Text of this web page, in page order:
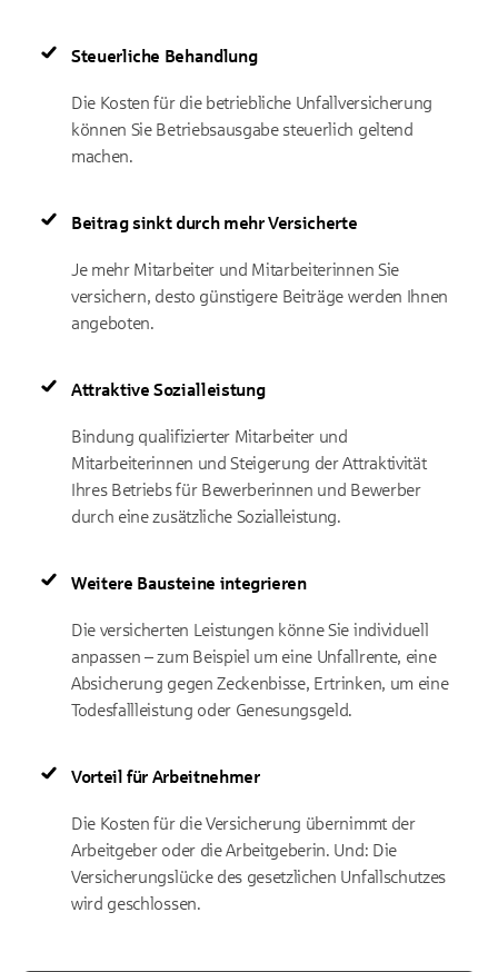
Steuerliche Behandlung
Die Kosten für die betriebliche Unfallversicherung
können Sie Betriebsausgabe steuerlich geltend
machen.
Beitrag sinkt durch mehr Versicherte
Je mehr Mitarbeiter und Mitarbeiterinnen Sie
versichern, desto günstigere Beiträge werden Ihnen
angeboten.
Attraktive Sozialleistung
Bindung qualifizierter Mitarbeiter und
Mitarbeiterinnen und Steigerung der Attraktivität
Ihres Betriebs für Bewerberinnen und Bewerber
durch eine zusätzliche Sozialleistung.
Weitere Bausteine integrieren
Die versicherten Leistungen könne Sie individuell
anpassen – zum Beispiel um eine Unfallrente, eine
Absicherung gegen Zeckenbisse, Ertrinken, um eine
Todesfallleistung oder Genesungsgeld.
Vorteil für Arbeitnehmer
Die Kosten für die Versicherung übernimmt der
Arbeitgeber oder die Arbeitgeberin. Und: Die
Versicherungslücke des gesetzlichen Unfallschutzes
wird geschlossen.